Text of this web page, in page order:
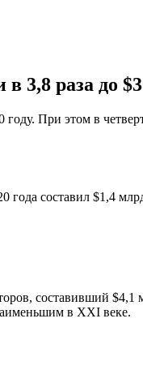
3,8 раза до
При этом в
составил $1,4
составивший
в XXI веке.